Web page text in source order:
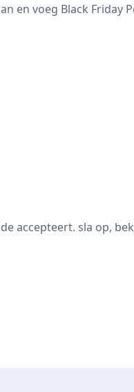
en voeg Black Friday
accepteert. sla op,